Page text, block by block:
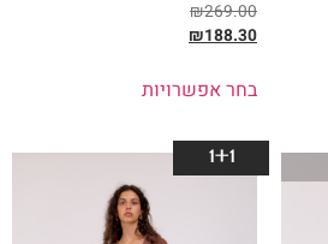
₪269.00
₪188.30
בחר אפשרויות
1+1